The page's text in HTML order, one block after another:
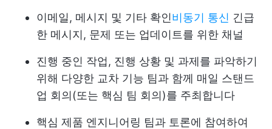
이메일, 메시지 및 기타 확인비동기 통신 긴급
한 메시지, 문제 또는 업데이트를 위한 채널
진행 중인 작업, 진행 상황 및 과제를 파악하기
위해 다양한 교차 기능 팀과 함께 매일 스탠드
업 회의(또는 핵심 팀 회의)를 주최합니다
핵심 제품 엔지니어링 팀과 토론에 참여하여